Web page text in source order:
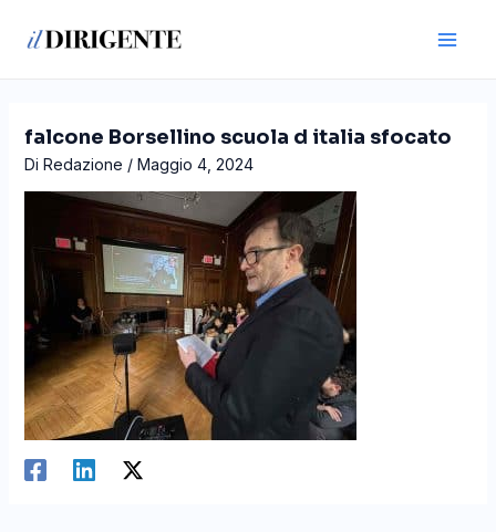
falcone Borsellino scuola d italia sfocato
Di Redazione / Maggio 4, 2024
articoli